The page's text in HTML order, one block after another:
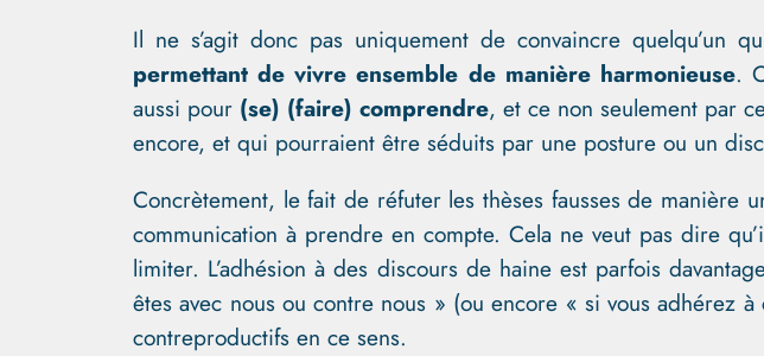
Il ne s’agit donc pas uniquement de convaincre quelqu’un
permettant de vivre ensemble de manière harmonieuse.
aussi pour (se) (faire) comprendre, et ce non seulement par
encore, et qui pourraient être séduits par une posture ou un
Concrètement, le fait de réfuter les thèses fausses de manière
communication à prendre en compte. Cela ne veut pas dire
limiter. L’adhésion à des discours de haine est parfois
êtes avec nous ou contre nous » (ou encore « si vous adhérez
contreproductifs en ce sens.